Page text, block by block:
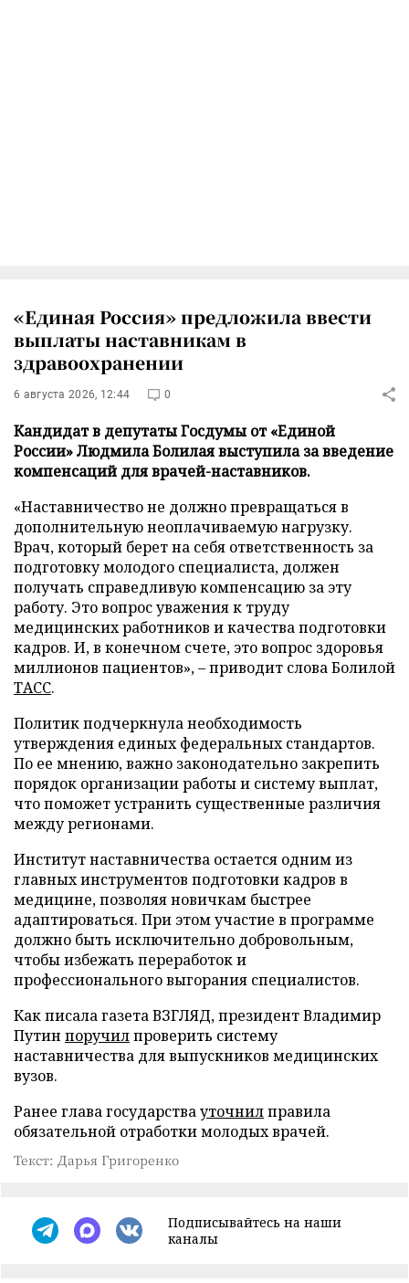
«Единая Россия» предложила ввести
выплаты наставникам в
здравоохранении
6 августа 2026, 12:44 0
Кандидат в депутаты Госдумы от «Единой
России» Людмила Болилая выступила за введение
компенсаций для врачей-наставников.
«Наставничество не должно превращаться в
дополнительную неоплачиваемую нагрузку.
Врач, который берет на себя ответственность за
подготовку молодого специалиста, должен
получать справедливую компенсацию за эту
работу. Это вопрос уважения к труду
медицинских работников и качества подготовки
кадров. И, в конечном счете, это вопрос здоровья
миллионов пациентов», – приводит слова Болилой
ТАСС.
Политик подчеркнула необходимость
утверждения единых федеральных стандартов.
По ее мнению, важно законодательно закрепить
порядок организации работы и систему выплат,
что поможет устранить существенные различия
между регионами.
Институт наставничества остается одним из
главных инструментов подготовки кадров в
медицине, позволяя новичкам быстрее
адаптироваться. При этом участие в программе
должно быть исключительно добровольным,
чтобы избежать переработок и
профессионального выгорания специалистов.
Как писала газета ВЗГЛЯД, президент Владимир
Путин поручилпроверить систему
наставничества для выпускников медицинских
вузов.
Ранее глава государствауточнилправила
обязательной отработки молодых врачей.
Текст: Дарья Григоренко
Подписывайтесь на наши
каналы